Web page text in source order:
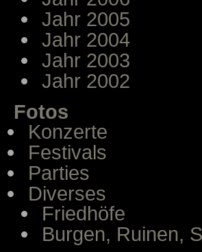
Jahr 2005
Jahr 2004
Jahr 2003
Jahr 2002
Fotos
Konzerte
Festivals
Parties
Diverses
Friedhöfe
Burgen, Ruinen,